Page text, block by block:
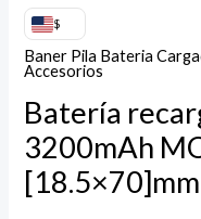
$
Baner Pila Bateria
Accesorios
Batería
3200mAh
[18.5×70]mm